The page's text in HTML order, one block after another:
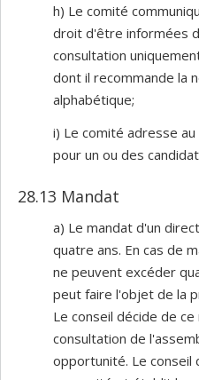
h) Le comité
droit d'être informées
consultation
dont il recommande la
alphabétique;
i) Le comité adresse
pour un ou des
28.13 Mandat
a) Le mandat d'un
quatre ans. En cas de
ne peuvent excéder
peut faire l'objet de la
Le conseil décide de
consultation de
opportunité. Le conseil